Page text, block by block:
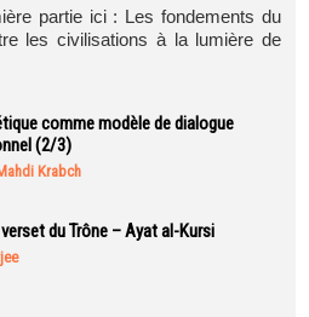
partie ici : Les fondements du
les civilisations à la lumière de
comme modèle de dialogue
(2/3)
Krabch
du Trône – Ayat al-Kursi